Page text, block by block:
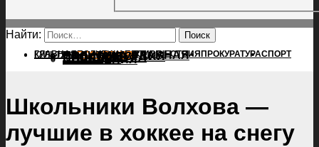
Найти:
ГЛАВНАЯПОЛИТИКАПРОИСШЕСТВИЯ ПРОКУРАТУРАСПОРТ
КУЛЬТУРАПОСЕЛЕНИЯГЛАВНАЯ
ПОЛИТИКА
ПРОИСШЕСТВИЯ
ПРОКУРАТУРА
СПОРТ
КУЛЬТУРА
ПОСЕЛЕНИЯ
Школьники Волхова —
лучшие в хоккее на снегу